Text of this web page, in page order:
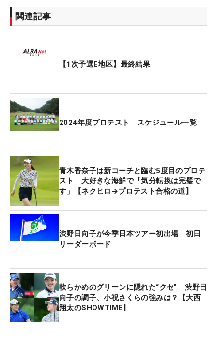
ータル5アンダー・18位タイ、向井七海はトータル2
アンダー・30位タイで2次に進んだ。
中野なゆはトータル4オーバー・53位タイに終わ
り、1次で姿を消すことになった。
位者が9月の2次予選（3地区）に進出。2次を勝ち上
がった選手は10月29日から始まる最終プロテスト
（茨城県・大洗ゴルフ倶楽部）に進む。
関連記事
【1次予選E地区】最終結果
2024年度プロテスト スケジュール一覧
青木香奈子は新コーチと臨む5度目のプロテ
スト 大好きな海鮮で「気分転換は完璧で
す」【ネクヒロ→プロテスト合格の道】
渋野日向子が今季日本ツアー初出場 初日
リーダーボード
軟らかめのグリーンに隠れた“クセ” 渋野日
向子の調子、小祝さくらの強みは？【大西
翔太のSHOWTIME】